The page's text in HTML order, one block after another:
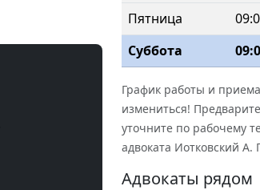
Пятница
Суббота
График работы и
измениться!
уточните по рабочему
адвоката Иотковский А.
Адвокаты рядом